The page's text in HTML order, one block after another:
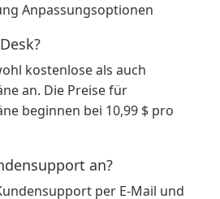
Anpassungsoptionen
kostenlose als auch
an. Die Preise für
beginnen bei 10,99 $ pro
an?
per E-Mail und